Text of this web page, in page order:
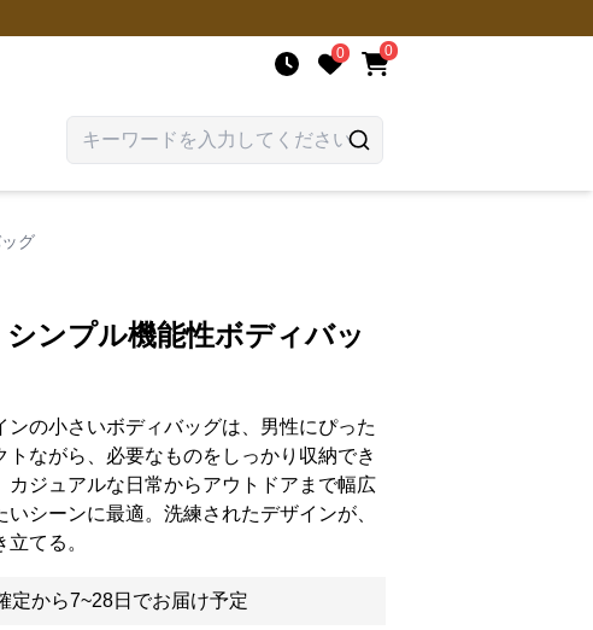
0 0
グ
ンプル機能性ボディバッ
ンの小さいボディバッグは、男性にぴった
トながら、必要なものをしっかり収納でき
カジュアルな日常からアウトドアまで幅広
いシーンに最適。洗練されたデザインが、
てる。
定から7~28日でお届け予定